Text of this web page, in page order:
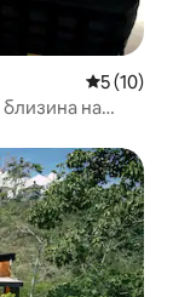
Просечна
5 (10)
близина на